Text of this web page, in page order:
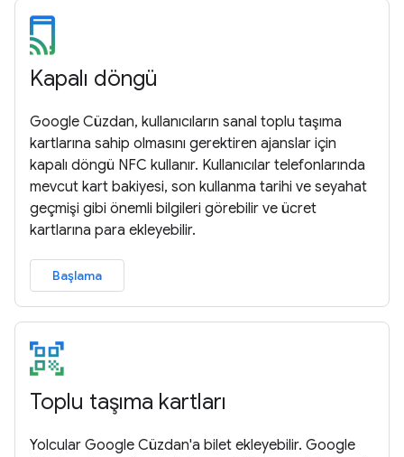
Kapalı döngü
Google Cüzdan, kullanıcıların sanal toplu taşıma
kartlarına sahip olmasını gerektiren ajanslar için
kapalı döngü NFC kullanır. Kullanıcılar telefonlarında
mevcut kart bakiyesi, son kullanma tarihi ve seyahat
geçmişi gibi önemli bilgileri görebilir ve ücret
kartlarına para ekleyebilir.
Başlama
Toplu taşıma kartları
Yolcular Google Cüzdan'a bilet ekleyebilir. Google